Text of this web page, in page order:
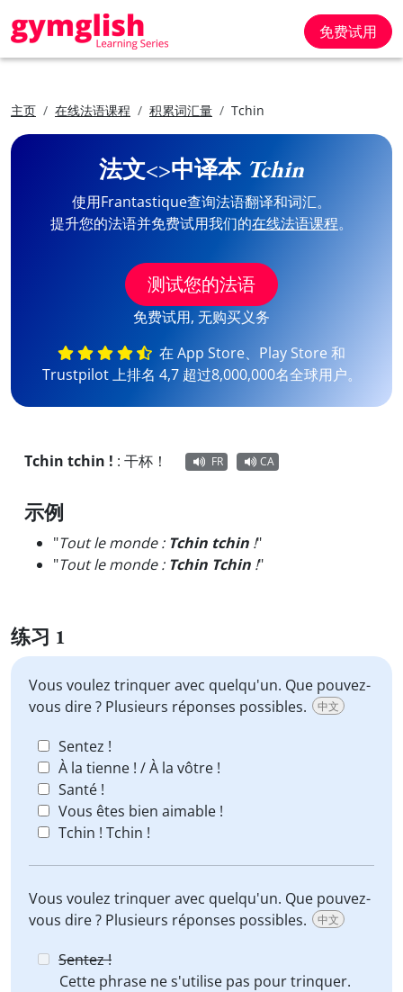
免费试用
主页 在线法语课程 积累词汇量 Tchin
法文<>中译本 Tchin
使用Frantastique查询法语翻译和词汇。
提升您的法语并免费试用我们的在线法语课程。
测试您的法语
免费试用, 无购买义务
在 App Store、Play Store 和
Trustpilot 上排名 4,7 超过8,000,000名全球用户。
Tchin tchin ! : 干杯！ FR CA
示例
"Tout le monde : Tchin tchin !"
"Tout le monde : Tchin Tchin !"
练习 1
Vous voulez trinquer avec quelqu'un. Que pouvez-
vous dire ? Plusieurs réponses possibles.
中文
Sentez !
À la tienne ! / À la vôtre !
Santé !
Vous êtes bien aimable !
Tchin ! Tchin !
Vous voulez trinquer avec quelqu'un. Que pouvez-
vous dire ? Plusieurs réponses possibles.
中文
Sentez !
Cette phrase ne s'utilise pas pour trinquer.